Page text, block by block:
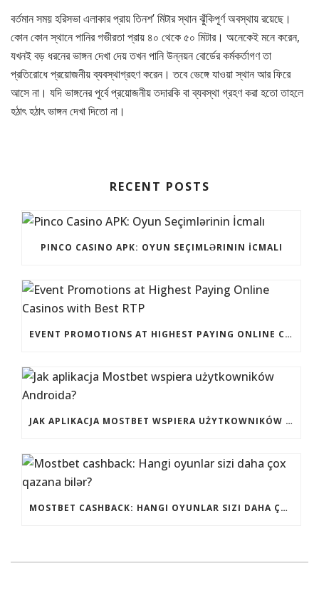
বর্তমান সময় হরিসভা এলাকার প্রায় তিনশ’ মিটার স্থান ঝুঁকিপূর্ণ অবস্থায় রয়েছে।
কোন কোন স্থানে পানির গভীরতা প্রায় ৪০ থেকে ৫০ মিটার। অনেকেই মনে করেন,
যখনই বড় ধরনের ভাঙ্গন দেখা দেয় তখন পানি উন্নয়ন বোর্ডের কর্মকর্তাগণ তা
প্রতিরোধে প্রয়োজনীয় ব্যবস্থাগ্রহণ করেন। তবে ভেঙ্গে যাওয়া স্থান আর ফিরে
আসে না। যদি ভাঙ্গনের পূর্বে প্রয়োজনীয় তদারকি বা ব্যবস্থা গ্রহণ করা হতো তাহলে
হঠাৎ হঠাৎ ভাঙ্গন দেখা দিতো না।
RECENT POSTS
PINCO CASINO APK: OYUN SEÇIMLƏRININ İCMALI
EVENT PROMOTIONS AT HIGHEST PAYING ONLINE CASINOS WITH BEST RTP
JAK APLIKACJA MOSTBET WSPIERA UŻYTKOWNIKÓW ANDROIDA?
MOSTBET CASHBACK: HANGI OYUNLAR SIZI DAHA ÇOX QAZANA BILƏR?